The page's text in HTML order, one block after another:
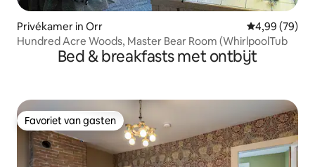
Privékamer in Orr Gemiddelde
4,99 (79)
Hundred Acre Woods, Master Bear Room (WhirlpoolTub
Bed & breakfasts met ontbijt
Favoriet van gasten
Favoriet van gasten